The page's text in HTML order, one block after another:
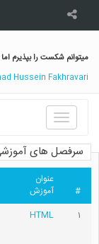
میتوانم شکست را بپذیرم
Hussein Fakhravari
Toggle
navigation
سرفصل های
#
عنوان
آموزش
1
HTML